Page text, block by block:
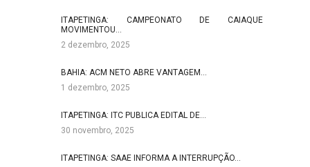
ITAPETINGA: CAMPEONATO DE CAIAQUE
MOVIMENTOU…
2 dezembro, 2025
BAHIA: ACM NETO ABRE VANTAGEM…
1 dezembro, 2025
ITAPETINGA: ITC PUBLICA EDITAL DE…
30 novembro, 2025
ITAPETINGA: SAAE INFORMA A INTERRUPÇÃO…